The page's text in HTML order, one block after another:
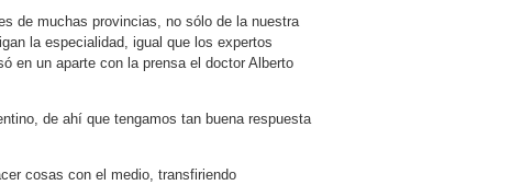
de muchas provincias, no sólo de la nuestra
la especialidad, igual que los expertos
en un aparte con la prensa el doctor Alberto
de ahí que tengamos tan buena respuesta
cosas con el medio, transfiriendo